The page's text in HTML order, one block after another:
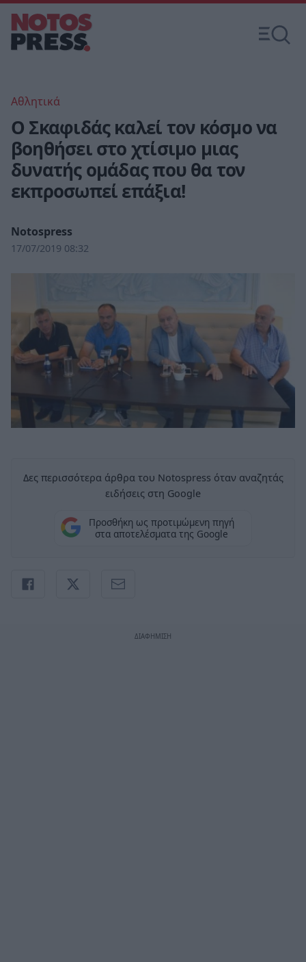
Αθλητικά
Ο Σκαφιδάς καλεί τον κόσμο να
βοηθήσει στο χτίσιμο μιας
δυνατής ομάδας που θα τον
εκπροσωπεί επάξια!
Notospress
17/07/2019 08:32
Δες περισσότερα άρθρα του Notospress όταν αναζητάς
ειδήσεις στη Google
Προσθήκη ως προτιμώμενη πηγή
στα αποτελέσματα της Google